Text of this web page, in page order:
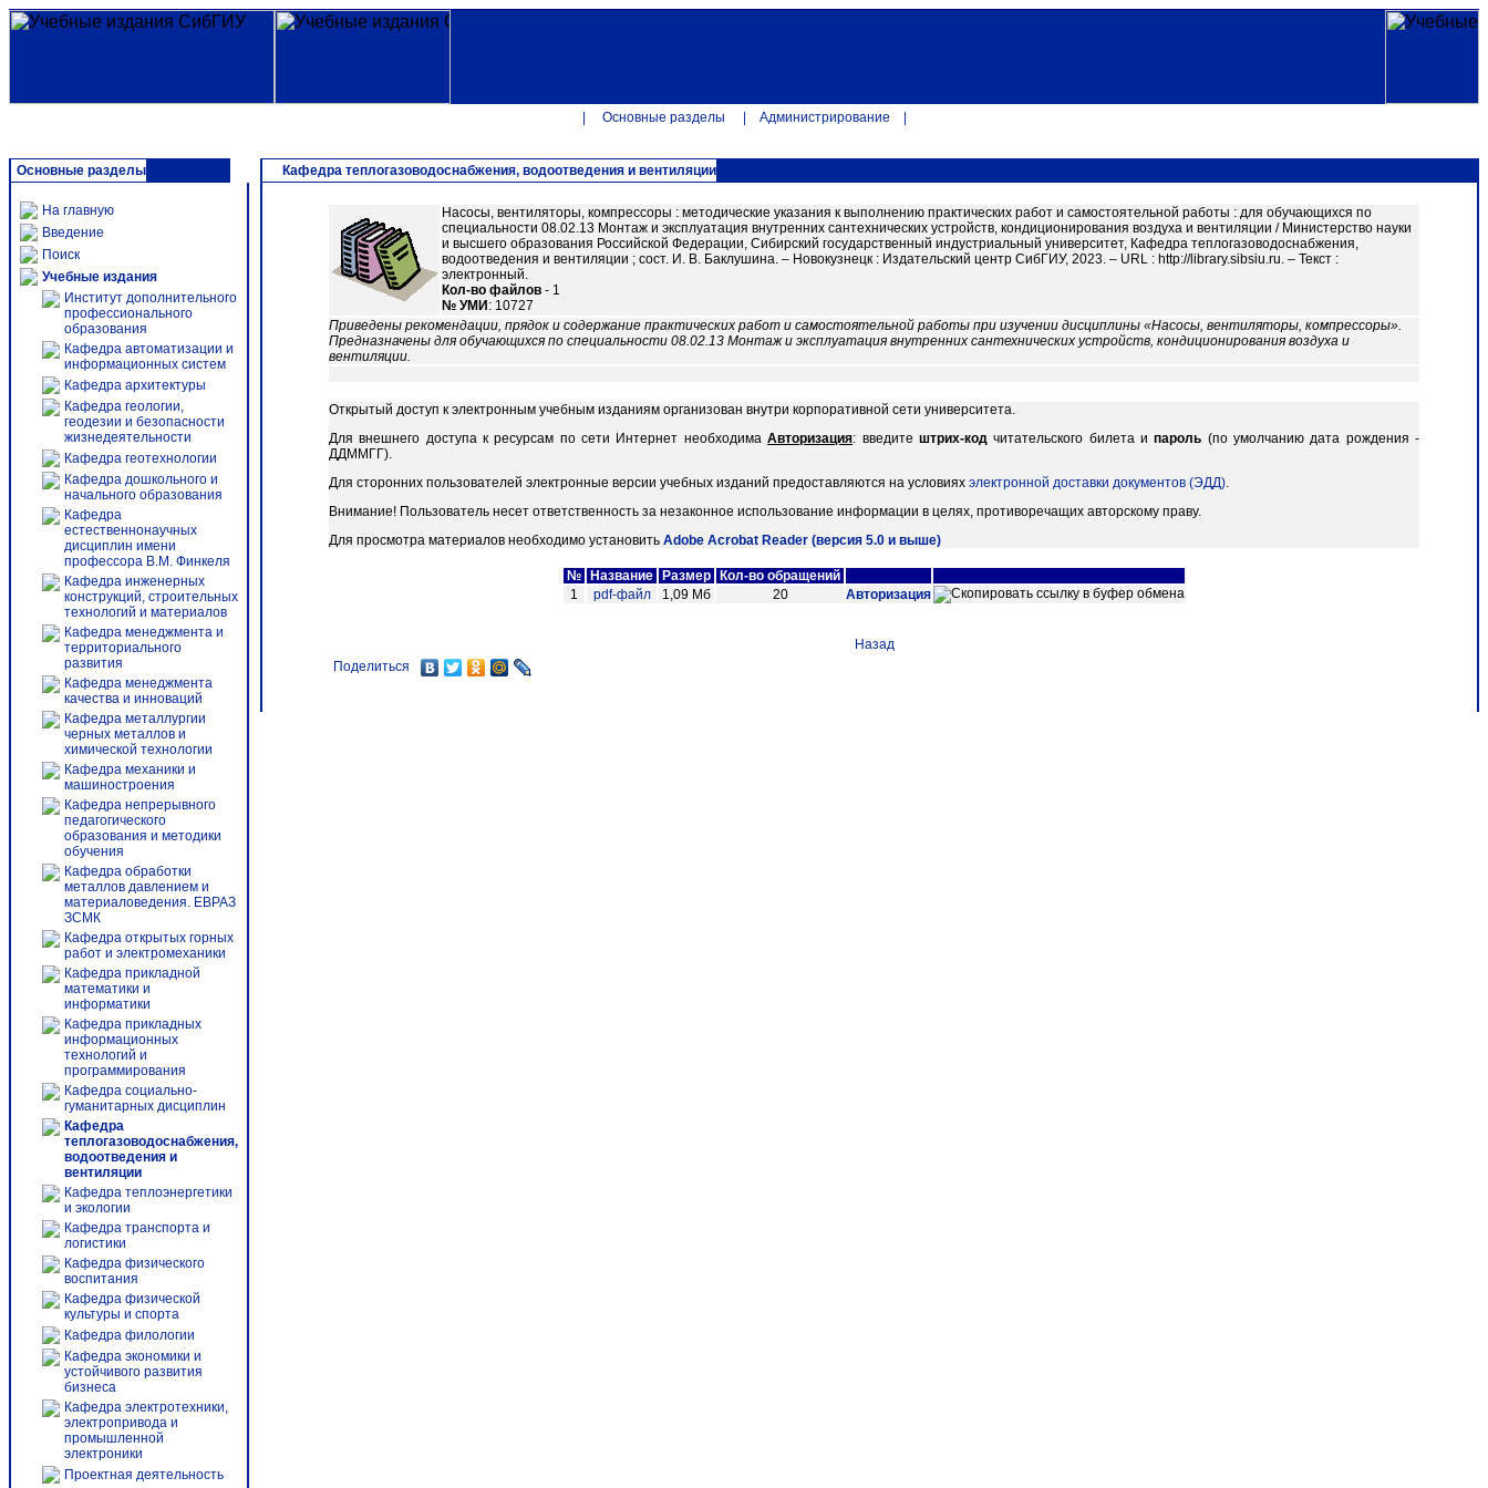
Основные разделы Администрирование
Основные разделы
На главную
Введение
Поиск
Учебные издания
Институт дополнительного
профессионального
образования
Кафедра автоматизации и
информационных систем
Кафедра архитектуры
Кафедра геологии,
геодезии и безопасности
жизнедеятельности
Кафедра геотехнологии
Кафедра дошкольного и
начального образования
Кафедра
естественнонаучных
дисциплин имени
профессора В.М. Финкеля
Кафедра инженерных
конструкций, строительных
технологий и материалов
Кафедра менеджмента и
территориального
развития
Кафедра менеджмента
качества и инноваций
Кафедра металлургии
черных металлов и
химической технологии
Кафедра механики и
машиностроения
Кафедра непрерывного
педагогического
образования и методики
обучения
Кафедра обработки
металлов давлением и
материаловедения. ЕВРАЗ
ЗСМК
Кафедра открытых горных
работ и электромеханики
Кафедра прикладной
математики и
информатики
Кафедра прикладных
информационных
технологий и
программирования
Кафедра социально-
гуманитарных дисциплин
Кафедра
теплогазоводоснабжения,
водоотведения и
вентиляции
Кафедра теплоэнергетики
и экологии
Кафедра транспорта и
логистики
Кафедра физического
воспитания
Кафедра физической
культуры и спорта
Кафедра филологии
Кафедра экономики и
устойчивого развития
бизнеса
Кафедра электротехники,
электропривода и
промышленной
электроники
Проектная деятельность
Кафедра теплогазоводоснабжения, водоотведения и вентиляции
Насосы, вентиляторы, компрессоры : методические указания к выполнению практических работ и самостоятельной работы : для обучающихся по
специальности 08.02.13 Монтаж и эксплуатация внутренних сантехнических устройств, кондиционирования воздуха и вентиляции / Министерство науки
и высшего образования Российской Федерации, Сибирский государственный индустриальный университет, Кафедра теплогазоводоснабжения,
водоотведения и вентиляции ; сост. И. В. Баклушина. – Новокузнецк : Издательский центр СибГИУ, 2023. – URL : http://library.sibsiu.ru. – Текст :
электронный.
Кол-во файлов - 1
№ УМИ : 10727
Приведены рекомендации, прядок и содержание практических работ и самостоятельной работы при изучении дисциплины «Насосы, вентиляторы, компрессоры».
Предназначены для обучающихся по специальности 08.02.13 Монтаж и эксплуатация внутренних сантехнических устройств, кондиционирования воздуха и
вентиляции.
Открытый доступ к электронным учебным изданиям организован внутри корпоративной сети университета.
Для внешнего доступа к ресурсам по сети Интернет необходимаАвторизация: введите штрих-кодчитательского билета ипароль (по умолчанию дата рождения -
ДДММГГ).
Для сторонних пользователей электронные версии учебных изданий предоставляются на условиях электронной доставки документов (ЭДД).
Внимание! Пользователь несет ответственность за незаконное использование информации в целях, противоречащих авторскому праву.
Для просмотра материалов необходимо установить Adobe Acrobat Reader (версия 5.0 и выше)
№ Название Размер
Кол-во обращений
1
pdf-файл 1,09 Мб 20 Авторизация
Назад
Поделиться